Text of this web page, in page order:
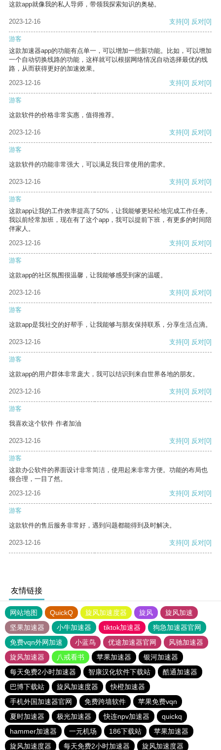
这款app就像我的私人导师，带领我探索知识的奥秘。
2023-12-16 支持[0] 反对[0]
游客
这款加速器app的功能有点单一，可以增加一些新功能。比如，可以增加
一个自动切换线路的功能，这样就可以根据网络情况自动选择最优的线
路，从而获得更好的加速效果。
2023-12-16
支持[0] 反对[0]
游客
这款软件的价格非常实惠，值得推荐。
2023-12-16 支持[0] 反对[0]
游客
这款软件的功能非常强大，可以满足我日常使用的需求。
2023-12-16 支持[0] 反对[0]
游客
这款app让我的工作效率提高了50%，让我能够更轻松地完成工作任务。
我以前经常加班，现在有了这个app，我可以提前下班，有更多的时间陪
伴家人。
2023-12-16
支持[0] 反对[0]
游客
这款app的社区氛围很温馨，让我能够感受到家的温暖。
2023-12-16 支持[0] 反对[0]
游客
这款app是我社交的好帮手，让我能够与朋友保持联系，分享生活点滴。
2023-12-16 支持[0] 反对[0]
游客
这款app的用户群体非常庞大，我可以结识到来自世界各地的朋友。
2023-12-16 支持[0] 反对[0]
游客
我喜欢这个软件 作者加油
2023-12-16 支持[0] 反对[0]
游客
这款办公软件的界面设计非常简洁，使用起来非常方便。功能的布局也
很合理，一目了然。
2023-12-16
支持[0] 反对[0]
游客
这款软件的售后服务非常好，遇到问题都能得到及时解决。
2023-12-16 支持[0] 反对[0]
友情链接
网站地图 QuickQ 旋风加速度器 旋风
旋风加速
坚果加速器
小牛加速器 tiktok加速器
狗急加速器官网
免费vqn外网加速
小蓝鸟 优途加速器官网
风驰加速器
旋风加速器
八戒看书 苹果加速器
银河加速器
每天免费2小时加速器
智康汉化软件下载站
酷通加速器
巴博下载站
旋风加速度器
快橙加速器
手机外国加速器官网
免费跨墙软件
苹果免费vqn
夏时加速器
极光加速器 快连npv加速器
quickq
hammer加速器
一元机场 186下载站
苹果加速器
旋风加速度器
每天免费2小时加速器 旋风加速度器